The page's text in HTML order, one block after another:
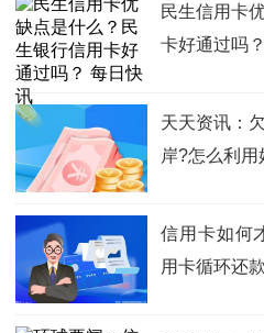
民生信用卡
卡好通过吗
天天资讯：
岸?怎么利
信用卡如何
用卡循环还